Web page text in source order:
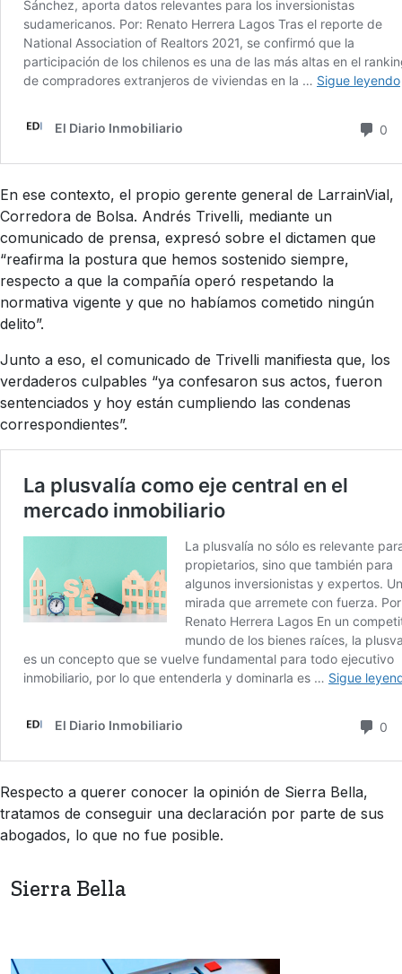
En ese contexto, el propio gerente general de LarrainVial,
Corredora de Bolsa. Andrés Trivelli, mediante un
comunicado de prensa, expresó sobre el dictamen que
“reafirma la postura que hemos sostenido siempre,
respecto a que la compañía operó respetando la
normativa vigente y que no habíamos cometido ningún
delito”.
Junto a eso, el comunicado de Trivelli manifiesta que, los
verdaderos culpables “ya confesaron sus actos, fueron
sentenciados y hoy están cumpliendo las condenas
correspondientes”.
Respecto a querer conocer la opinión de Sierra Bella,
tratamos de conseguir una declaración por parte de sus
abogados, lo que no fue posible.
Sierra Bella